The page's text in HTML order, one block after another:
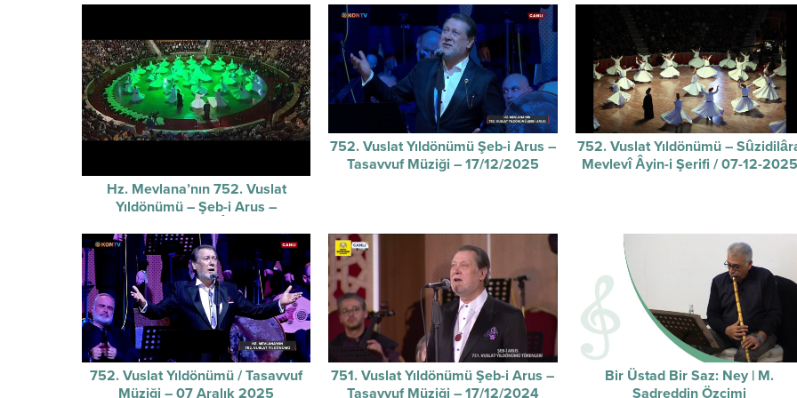
Hz. Mevlana’nın 752. Vuslat
Yıldönümü – Şeb-i Arus –
752. Vuslat Yıldönümü Şeb-i Arus –
Tasavvuf Müziği – 17/12/2025
752. Vuslat Yıldönümü –
Mevlevî Âyin-i Şerifi / 07-12-2025
752. Vuslat Yıldönümü / Tasavvuf
Müziği – 07 Aralık 2025
751. Vuslat Yıldönümü Şeb-i Arus –
Tasavvuf Müziği – 17/12/2024
Bir Üstad Bir Saz: Ney | M.
Sadreddin Özçimi